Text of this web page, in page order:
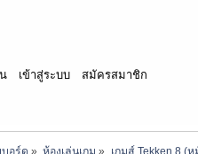
เข้าสู่ระบบ สมัครสมาชิก
บอร์ด » ห้องเล่นเกม » เกมส์ Tekken 8 (